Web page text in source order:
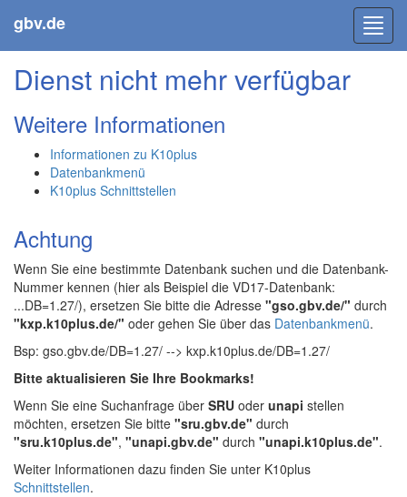
gbv.de
Dienst nicht mehr verfügbar
Weitere Informationen
Informationen zu K10plus
Datenbankmenü
K10plus Schnittstellen
Achtung
Wenn Sie eine bestimmte Datenbank suchen und die Datenbank-
Nummer kennen (hier als Beispiel die VD17-Datenbank:
...DB=1.27/), ersetzen Sie bitte die Adresse "gso.gbv.de/" durch
"kxp.k10plus.de/" oder gehen Sie über das Datenbankmenü.
Bsp: gso.gbv.de/DB=1.27/ --> kxp.k10plus.de/DB=1.27/
Bitte aktualisieren Sie Ihre Bookmarks!
Wenn Sie eine Suchanfrage über SRU oder unapi stellen
möchten, ersetzen Sie bitte "sru.gbv.de" durch
"sru.k10plus.de", "unapi.gbv.de" durch "unapi.k10plus.de".
Weiter Informationen dazu finden Sie unter K10plus
Schnittstellen.